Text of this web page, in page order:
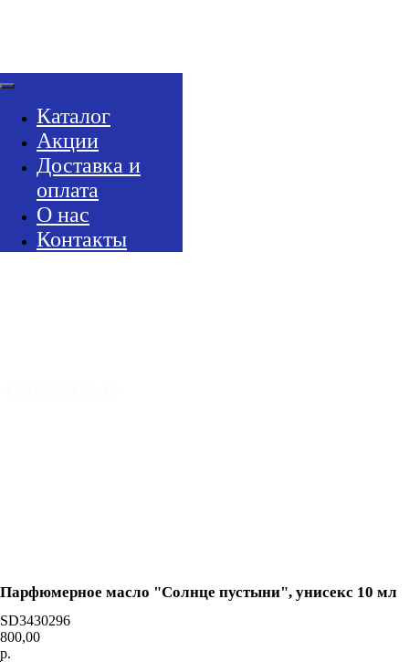
Каталог
Акции
Доставка и
оплата
О нас
Контакты
Парфюмерное масло "Солнце пустыни", унисекс 10 мл
SD3430296
800,00
р.